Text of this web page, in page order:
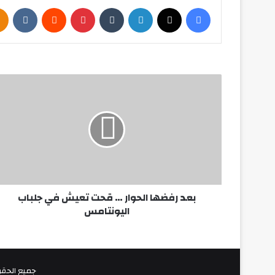
فيسبوك لينكدإن بينتيريست
بعد
اليونتامس
بعد رفضها الحوار … قحت تعيش في جلباب
اليونتامس
جميع